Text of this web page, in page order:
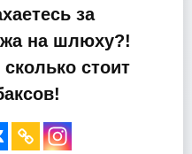
за
на шлюху?!
стоит